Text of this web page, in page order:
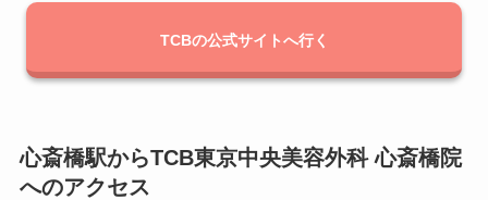
TCBの公式サイトへ行く
心斎橋駅からTCB東京中央美容外科 心斎橋院
へのアクセス